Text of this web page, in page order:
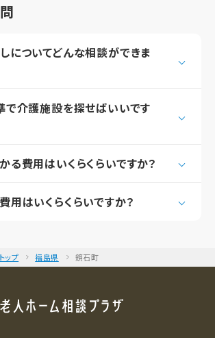
についてどんな相談ができま
で介護施設を探せばいいです
る費用はいくらくらいですか？
用はいくらくらいですか？
ップ 福島県 鏡石町